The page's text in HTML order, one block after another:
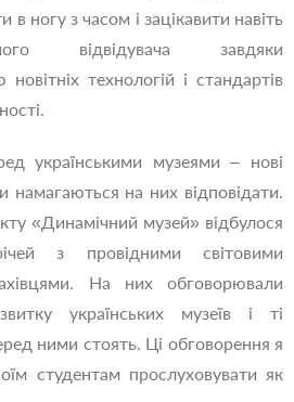
в ногу з часом і зацікавити навіть
відвідувача завдяки
технологій і стандартів
українськими музеями – нові
намагаються на них відповідати.
«Динамічний музей» відбулося
з провідними світовими
На них обговорювали
українських музеїв і ті
ними стоять. Ці обговорення я
студентам прослуховувати як